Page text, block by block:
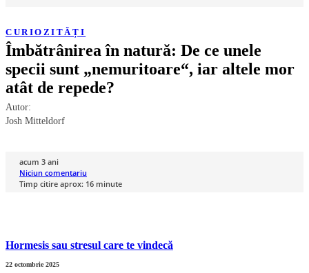
CURIOZITĂȚI
Îmbătrânirea în natură: De ce unele
specii sunt „nemuritoare“, iar altele mor
atât de repede?
Autor:
Josh Mitteldorf
acum 3 ani
Niciun comentariu
Timp citire aprox: 16 minute
Hormesis sau stresul care te vindecă
22 octombrie 2025